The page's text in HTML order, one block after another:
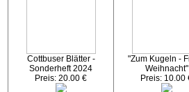
Cottbuser Blätter -
Sonderheft 2024
Preis: 20.00 €
"Zum Kugeln -
Weihnacht"
Preis: 10.00